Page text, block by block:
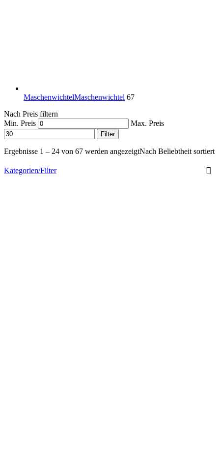
MaschenwichtelMaschenwichtel 67
Nach Preis filtern
Min. Preis
Max. Preis
Filter
Ergebnisse 1 – 24 von 67 werden angezeigtNach Beliebtheit sortiert
Kategorien/Filter